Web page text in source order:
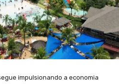
impulsionando a economia